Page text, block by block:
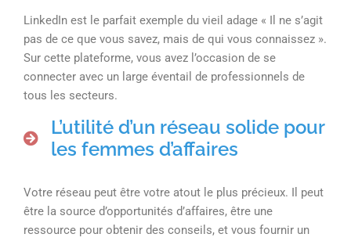
LinkedIn est le parfait exemple du vieil adage « Il ne s’agit
pas de ce que vous savez, mais de qui vous connaissez ».
Sur cette plateforme, vous avez l’occasion de se
connecter avec un large éventail de professionnels de
tous les secteurs.
L’utilité d’un réseau solide pour
les femmes d’affaires
Votre réseau peut être votre atout le plus précieux. Il peut
être la source d’opportunités d’affaires, être une
ressource pour obtenir des conseils, et vous fournir un